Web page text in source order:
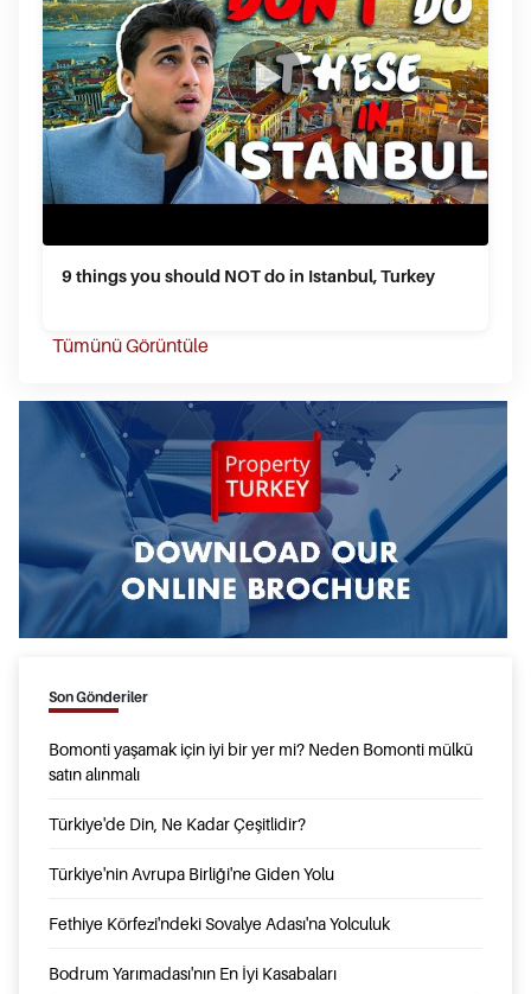
9 things you should NOT do in Istanbul, Turkey
Tümünü Görüntüle
Son Gönderiler
Bomonti yaşamak için iyi bir yer mi? Neden Bomonti mülkü
satın alınmalı
Türkiye'de Din, Ne Kadar Çeşitlidir?
Türkiye'nin Avrupa Birliği'ne Giden Yolu
Fethiye Körfezi'ndeki Sovalye Adası'na Yolculuk
Bodrum Yarımadası'nın En İyi Kasabaları